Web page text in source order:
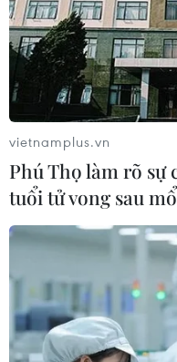
4
khẩu nông, lâm,
Theo thống kê của Bộ
thôn, giá trị xuất khẩu
năm 2024 đạt hơn 19
vietnamplus.vn
Phú Thọ làm rõ sự
tuổi tử vong sau